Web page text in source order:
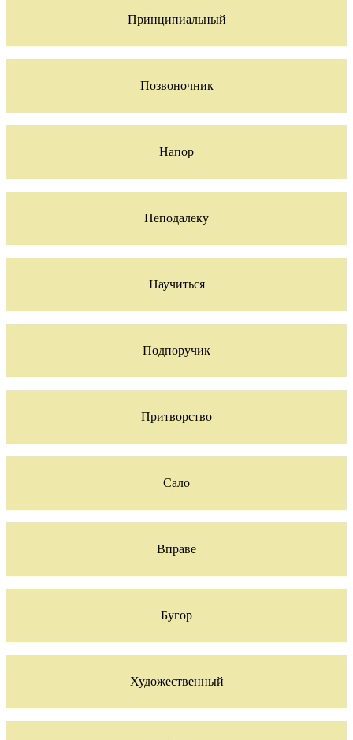
Принципиальный
Позвоночник
Напор
Неподалеку
Научиться
Подпоручик
Притворство
Сало
Вправе
Бугор
Художественный